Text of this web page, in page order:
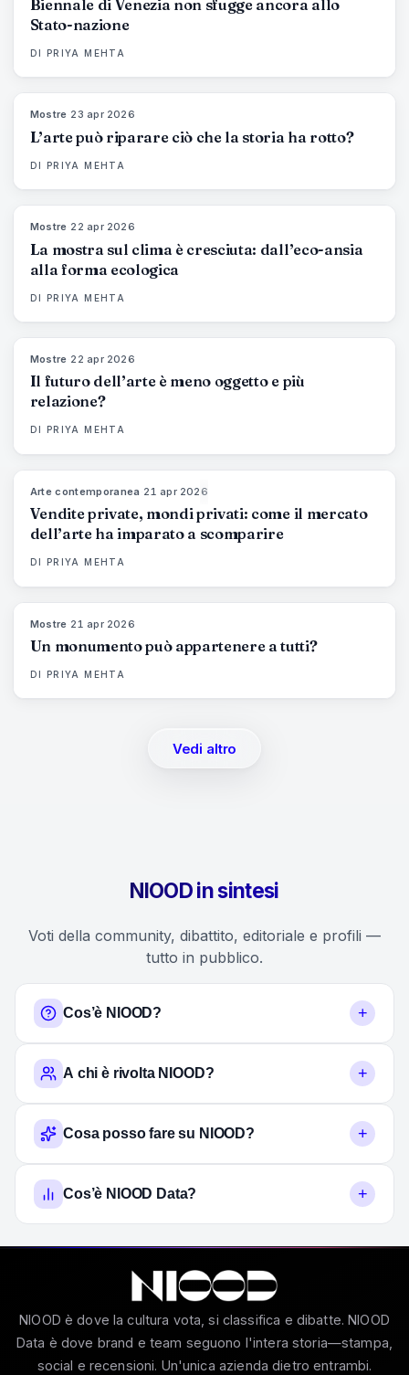
Biennale di Venezia non sfugge ancora allo
Stato-nazione
DI PRIYA MEHTA
Mostre 23 apr 2026
L’arte può riparare ciò che la storia ha rotto?
DI PRIYA MEHTA
Mostre 22 apr 2026
La mostra sul clima è cresciuta: dall’eco-ansia
alla forma ecologica
DI PRIYA MEHTA
Mostre 22 apr 2026
Il futuro dell’arte è meno oggetto e più
relazione?
DI PRIYA MEHTA
Arte contemporanea 21 apr 2026
Vendite private, mondi privati: come il mercato
dell’arte ha imparato a scomparire
DI PRIYA MEHTA
Mostre 21 apr 2026
Un monumento può appartenere a tutti?
DI PRIYA MEHTA
Vedi altro
NIOOD in sintesi
Voti della community, dibattito, editoriale e profili —
tutto in pubblico.
Cos’è NIOOD? +
A chi è rivolta NIOOD? +
Cosa posso fare su NIOOD? +
Cos’è NIOOD Data? +
NIOOD è dove la cultura vota, si classifica e dibatte. NIOOD
Data è dove brand e team seguono l'intera storia—stampa,
social e recensioni. Un'unica azienda dietro entrambi.